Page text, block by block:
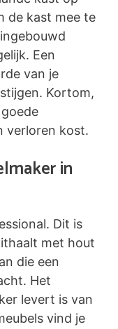
de kast mee te
Een
van je
Kortom,
verloren kost.
in
Dit is
met hout
die een
Het
levert is van
vind je